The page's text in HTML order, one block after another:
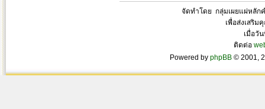
จัดทำโดย กลุ่มเผยแผ่หลัก
เพื่อส่งเสริม
เมื่อวั
ติดต่อ
Powered by phpBB © 2001,